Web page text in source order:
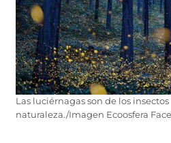
Las luciérnagas son de los
naturaleza./Imagen Ecoosfera